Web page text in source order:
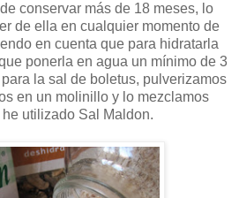
conservar más de 18 meses, lo
de ella en cualquier momento de
en cuenta que para hidratarla
ponerla en agua un mínimo de 3
la sal de boletus, pulverizamos
en un molinillo y lo mezclamos
utilizado Sal Maldon.